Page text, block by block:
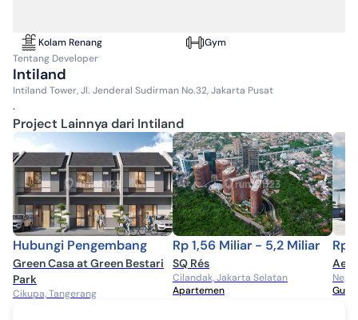
Kolam Renang
Gym
Tentang Developer
Intiland
Intiland Tower, Jl. Jenderal Sudirman No.32, Jakarta Pusat
.
Project Lainnya dari Intiland
Hubungi Pengembang
Green Casa at Green Bestari
Park
Cikupa, Tangerang
Rp 1,56 Miliar - 5,2 Miliar
SQ Rés
Cilandak, Jakarta Selatan
Apartemen
Rp